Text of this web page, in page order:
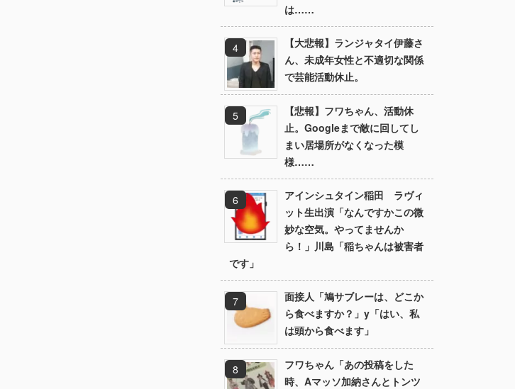
は……
【大悲報】ランジャタイ伊藤さ
ん、未成年女性と不適切な関係
で芸能活動休止。
【悲報】フワちゃん、活動休
止。Googleまで敵に回してし
まい居場所がなくなった模
様……
アインシュタイン稲田 ラヴィ
ット生出演「なんですかこの微
妙な空気。やってませんか
ら！」川島「稲ちゃんは被害者
です」
面接人「鳩サブレーは、どこか
ら食べますか？」y「はい、私
は頭から食べます」
フワちゃん「あの投稿をした
時、Aマッソ加納さんとトンツ